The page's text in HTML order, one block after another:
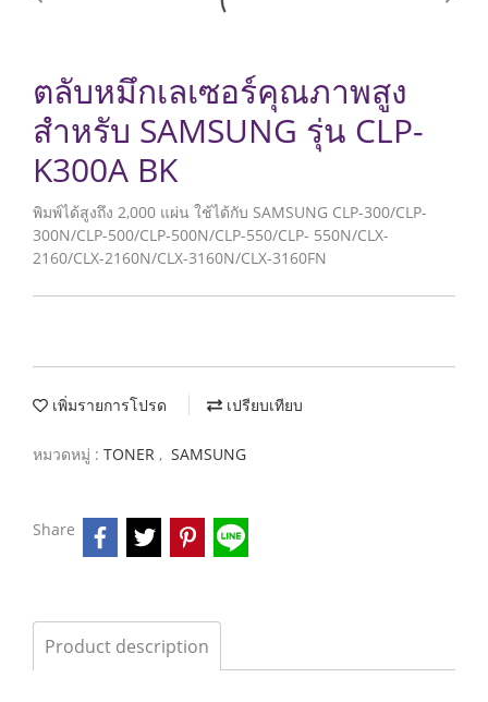
ตลับหมึกเลเซอร์คุณภาพสูง
สำหรับ SAMSUNG รุ่น CLP-
K300A BK
พิมพ์ได้สูงถึง 2,000 แผ่น ใช้ได้กับ SAMSUNG CLP-300/CLP-
300N/CLP-500/CLP-500N/CLP-550/CLP- 550N/CLX-
2160/CLX-2160N/CLX-3160N/CLX-3160FN
เพิ่มรายการโปรด เปรียบเทียบ
หมวดหมู่ : TONER , SAMSUNG
Share
Product description